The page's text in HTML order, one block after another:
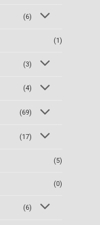
(6)
(1)
(3)
(4)
(69)
(17)
(5)
(0)
(6)